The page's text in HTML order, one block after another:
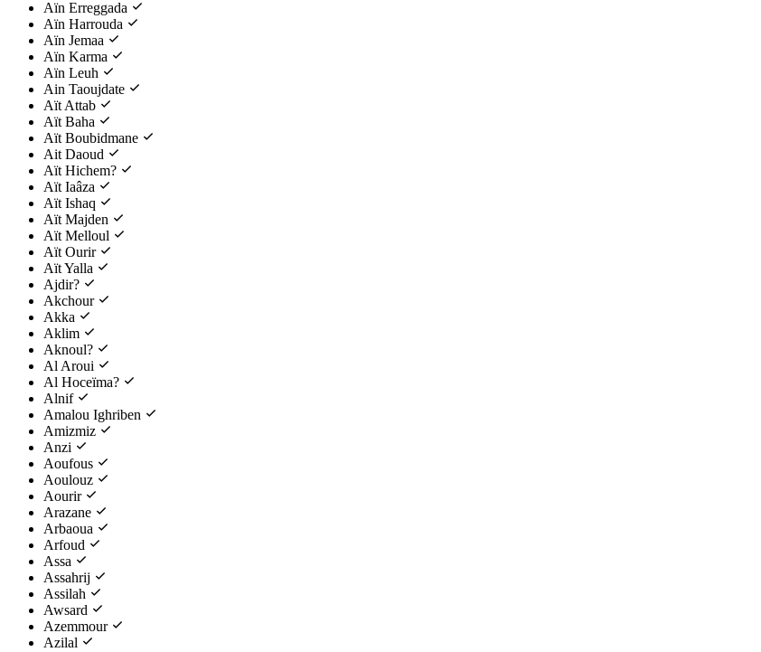
Aïn Erreggada
Aïn Harrouda
Aïn Jemaa
Aïn Karma
Aïn Leuh
Ain Taoujdate
Aït Attab
Aït Baha
Aït Boubidmane
Ait Daoud
Aït Hichem?
Aït Iaâza
Aït Ishaq
Aït Majden
Aït Melloul
Aït Ourir
Aït Yalla
Ajdir?
Akchour
Akka
Aklim
Aknoul?
Al Aroui
Al Hoceïma?
Alnif
Amalou Ighriben
Amizmiz
Anzi
Aoufous
Aoulouz
Aourir
Arazane
Arbaoua
Arfoud
Assa
Assahrij
Assilah
Awsard
Azemmour
Azilal